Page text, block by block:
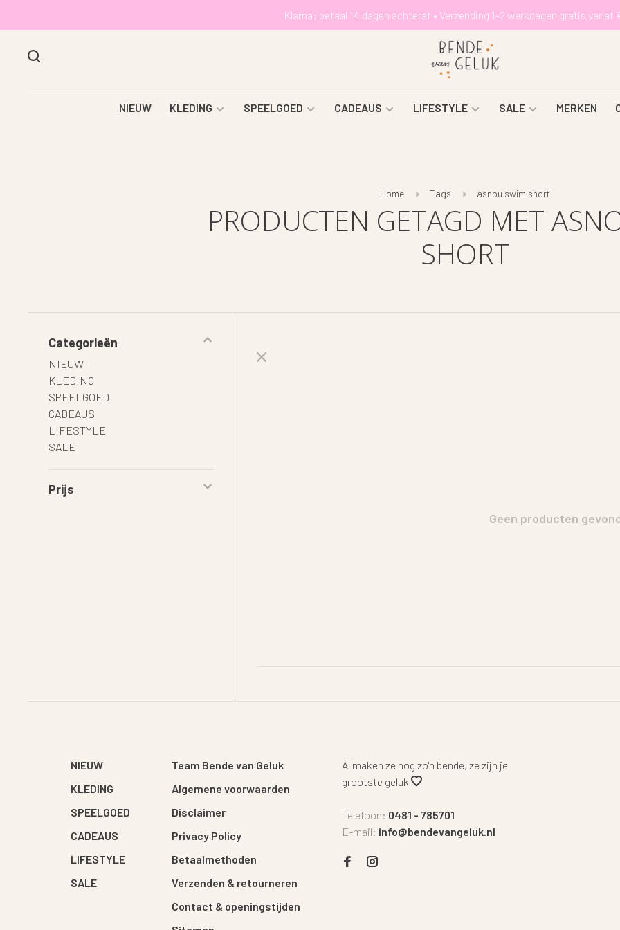
Klarna: betaal 14 dagen achteraf • Verzending 1-2 werkdagen gratis vanaf
NIEUW KLEDING SPEELGOED CADEAUS LIFESTYLE SALE MERKEN
Home Tags asnou swim short
PRODUCTEN GETAGD MET
SHORT
Categorieën
NIEUW
KLEDING
SPEELGOED
CADEAUS
LIFESTYLE
SALE
Prijs
Geen producten
NIEUW
KLEDING
SPEELGOED
CADEAUS
LIFESTYLE
SALE
Team Bende van Geluk
Algemene voorwaarden
Disclaimer
Privacy Policy
Betaalmethoden
Verzenden & retourneren
Contact & openingstijden
Al maken ze nog zo'n bende, ze zijn je
grootste geluk
Telefoon: 0481 - 785701
E-mail: info@bendevangeluk.nl